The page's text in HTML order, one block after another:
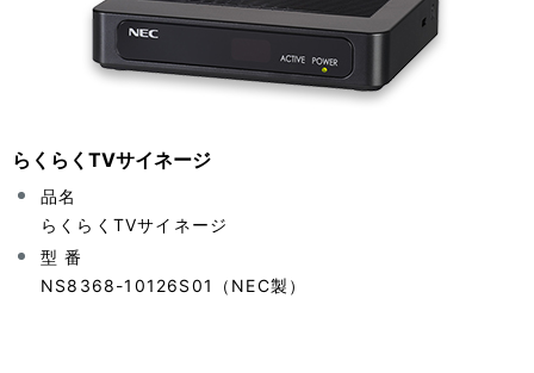
らくらくTVサイネージ
品名
らくらくTVサイネージ
型 番
NS8368-10126S01（NEC製）